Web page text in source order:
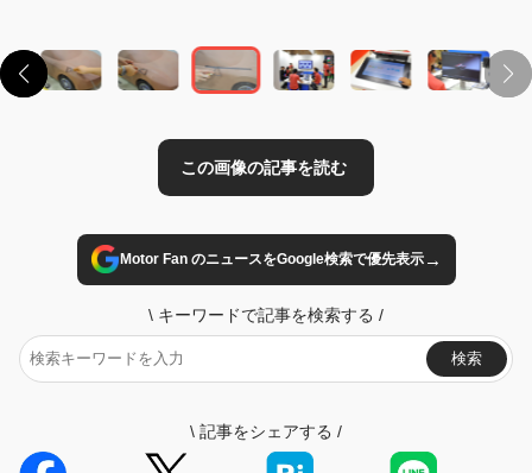
Motor Fan のニュースをGoogle検索で優先表示→
\ キーワードで記事を検索する /
検索
\ 記事をシェアする /